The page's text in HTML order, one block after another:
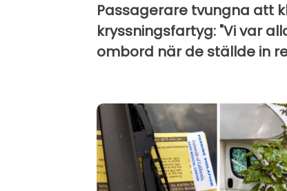
Passagerare tvungna att
kryssningsfartyg: "Vi var
ombord när de ställde in